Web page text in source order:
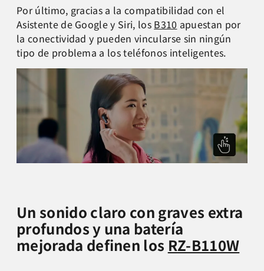
Por último, gracias a la compatibilidad con el
Asistente de Google y Siri, los B310 apuestan por
la conectividad y pueden vincularse sin ningún
tipo de problema a los teléfonos inteligentes.
Un sonido claro con graves extra
profundos y una batería
mejorada definen los RZ-B110W